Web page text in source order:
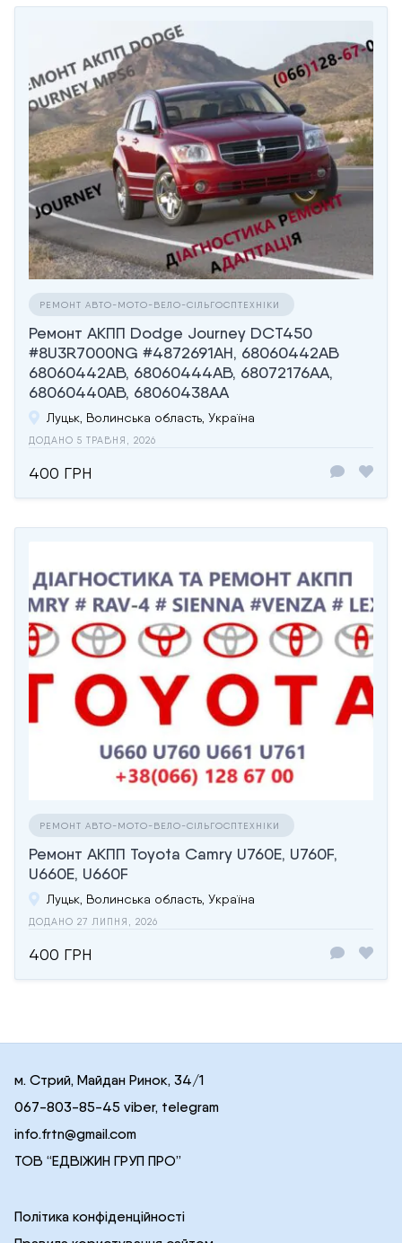
РЕМОНТ АВТО-МОТО-ВЕЛО-СІЛЬГОСПТЕХНІКИ
Ремонт АКПП Dodge Journey DCT450
#8U3R7000NG #4872691AH, 68060442AB
68060442AB, 68060444AB, 68072176AA,
68060440AB, 68060438AA
Луцьк, Волинська область, Україна
ДОДАНО 5 ТРАВНЯ, 2026
400 ГРН
РЕМОНТ АВТО-МОТО-ВЕЛО-СІЛЬГОСПТЕХНІКИ
Ремонт АКПП Toyota Camry U760E, U760F,
U660E, U660F
Луцьк, Волинська область, Україна
ДОДАНО 27 ЛИПНЯ, 2026
400 ГРН
м. Стрий, Майдан Ринок, 34/1
067-803-85-45 viber, telegram
info.frtn@gmail.com
ТОВ “ЕДВІЖИН ГРУП ПРО”
Політика конфіденційності